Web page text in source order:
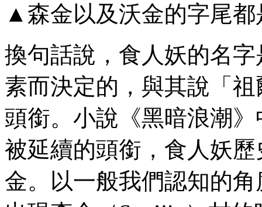
▲森金以及沃金的字尾都
換句話說，食人妖的名
素而決定的，與其說「
頭銜。小說《黑暗浪潮
被延續的頭銜，食人妖
金。以一般我們認知的